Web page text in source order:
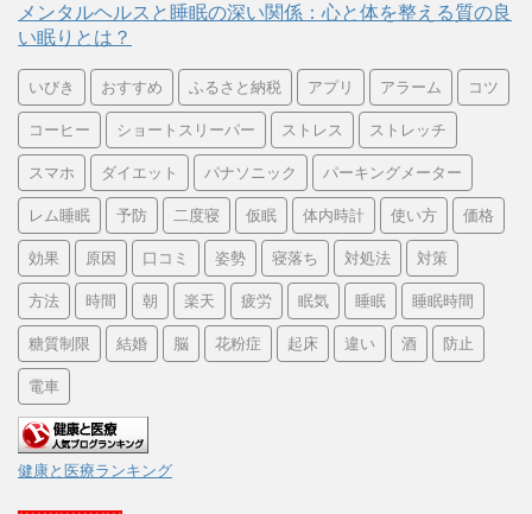
メンタルヘルスと睡眠の深い関係：心と体を整える質の良
い眠りとは？
いびき おすすめ ふるさと納税 アプリ アラーム コツ
コーヒー ショートスリーパー ストレス ストレッチ
スマホ ダイエット パナソニック パーキングメーター
レム睡眠 予防 二度寝 仮眠 体内時計 使い方 価格
効果 原因 口コミ 姿勢 寝落ち 対処法 対策
方法 時間 朝 楽天 疲労 眠気 睡眠 睡眠時間
糖質制限 結婚 脳 花粉症 起床 違い 酒 防止
電車
健康と医療ランキング